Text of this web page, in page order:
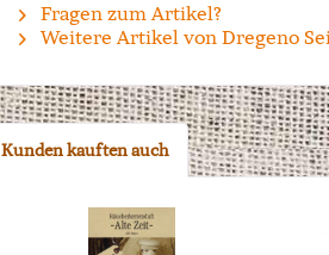
Fragen zum Artikel?
Weitere Artikel von Dregeno
Kunden kauften auch